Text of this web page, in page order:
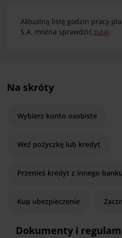
Aktualną listę godzin pracy
S.A. można sprawdzić tutaj.
Na skróty
Wybierz konto osobiste
Weź pożyczkę lub kredyt
Przenieś kredyt z innego banku
Kup ubezpieczenie
Dokumenty i